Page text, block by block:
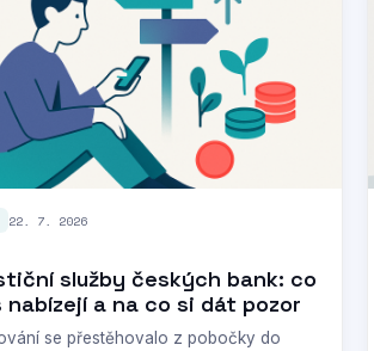
22. 7. 2026
služby českých bank: co
nabízejí a na co si dát pozor
se přestěhovalo z pobočky do